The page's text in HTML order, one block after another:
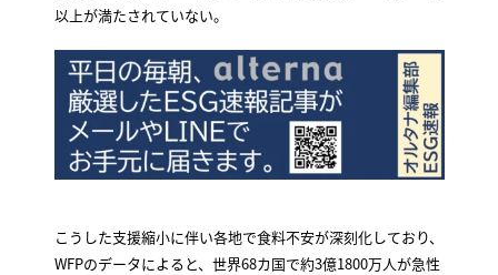
以上が満たされていない。
こうした支援縮小に伴い各地で食料不安が深刻化しており、
WFPのデータによると、世界68カ国で約3億1800万人が急性